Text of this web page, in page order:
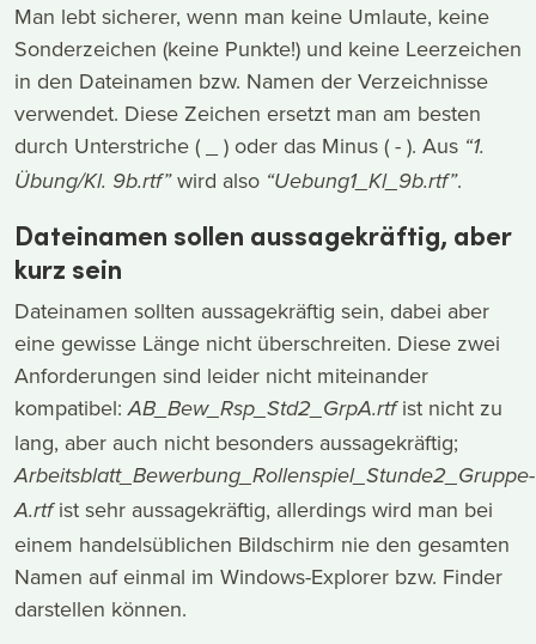
Man lebt sicherer, wenn man keine Umlaute, keine
Sonderzeichen (keine Punkte!) und keine Leerzeichen
in den Dateinamen bzw. Namen der Verzeichnisse
verwendet. Diese Zeichen ersetzt man am besten
durch Unterstriche ( _ ) oder das Minus ( - ). Aus “1.
Übung/Kl. 9b.rtf”wird also “Uebung1_Kl_9b.rtf”.
Dateinamen sollen aussagekräftig, aber
kurz sein
Dateinamen sollten aussagekräftig sein, dabei aber
eine gewisse Länge nicht überschreiten. Diese zwei
Anforderungen sind leider nicht miteinander
kompatibel:AB_Bew_Rsp_Std2_GrpA.rtfist nicht zu
lang, aber auch nicht besonders aussagekräftig;
Arbeitsblatt_Bewerbung_Rollenspiel_Stunde2_Gruppe-
A.rtfist sehr aussagekräftig, allerdings wird man bei
einem handelsüblichen Bildschirm nie den gesamten
Namen auf einmal im Windows-Explorer bzw. Finder
darstellen können.